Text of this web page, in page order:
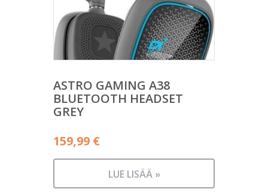
ASTRO GAMING A38
BLUETOOTH HEADSET
GREY
159,99 €
LUE LISÄÄ »